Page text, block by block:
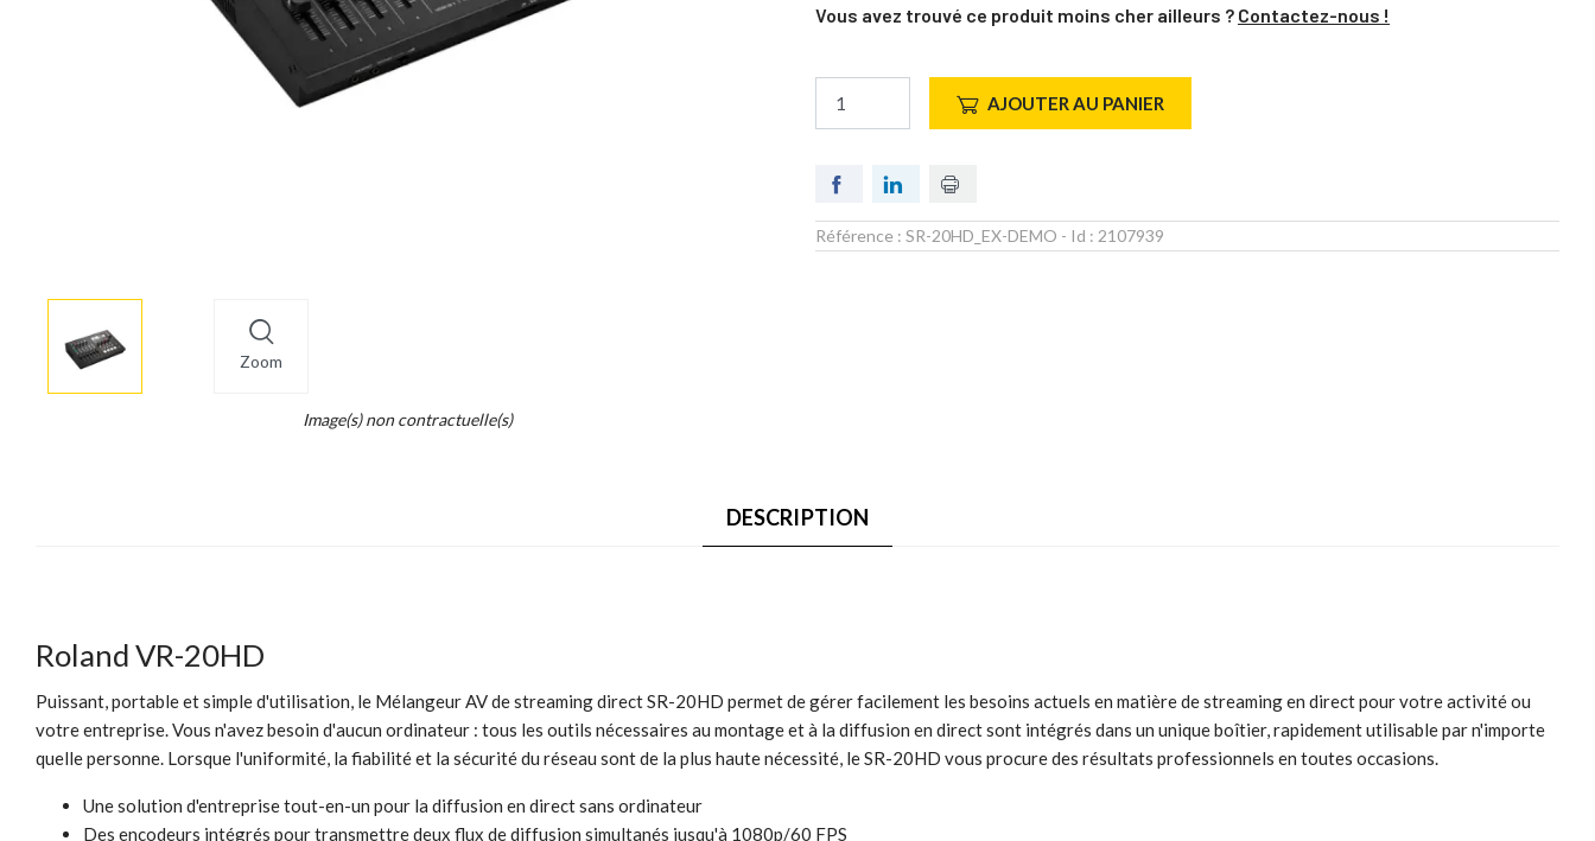
Zoom
More
info
Image(s) non contractuelle(s)
Vous avez trouvé ce produit moins cher ailleurs ? Contactez-nous !
AJOUTER AU PANIER
Référence : SR-20HD_EX-DEMO - Id : 2107939
DESCRIPTION
Roland VR-20HD
Puissant, portable et simple d'utilisation, le Mélangeur AV de streaming direct SR-20HD permet de gérer facilement les besoins actuels en matière de streaming en direct pour votre activité ou
votre entreprise. Vous n'avez besoin d'aucun ordinateur : tous les outils nécessaires au montage et à la diffusion en direct sont intégrés dans un unique boîtier, rapidement utilisable par n'importe
quelle personne. Lorsque l'uniformité, la fiabilité et la sécurité du réseau sont de la plus haute nécessité, le SR-20HD vous procure des résultats professionnels en toutes occasions.
Une solution d'entreprise tout-en-un pour la diffusion en direct sans ordinateur
Des encodeurs intégrés pour transmettre deux flux de diffusion simultanés jusqu'à 1080p/60 FPS